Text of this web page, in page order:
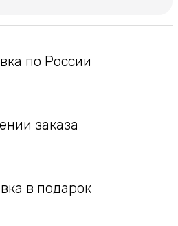
по России
заказа
в подарок